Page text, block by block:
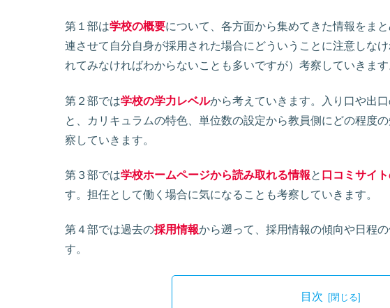
第１部は学校の概要について、各方面から集めてきた情報をま
連させて自分自身が採用された場合にどういうことに注意しな
れてみなければわからないことも多いですが）考察していきます
第２部では学校の学力レベルから考えていきます。入り口や出
と、カリキュラムの特色、単位数の設定から教員側にどの程度
察していきます。
第３部では学校ホームページから読み取れる情報と 口コミサイ
す。担任として働く場合に気になることも考察していきます。
第４部では過去の採用情報から遡って、採用情報の傾向や日程
す。
目次